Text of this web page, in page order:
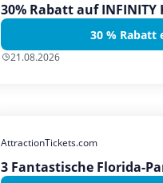
30% Rabatt auf
30 % Rabatt
21.08.2026
AttractionTickets.com
3 Fantastische Florida-